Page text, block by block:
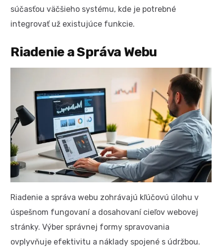
súčasťou väčšieho systému, kde je potrebné
integrovať už existujúce funkcie.
Riadenie a Správa Webu
Riadenie a správa webu zohrávajú kľúčovú úlohu v
úspešnom fungovaní a dosahovaní cieľov webovej
stránky. Výber správnej formy spravovania
ovplyvňuje efektivitu a náklady spojené s údržbou.